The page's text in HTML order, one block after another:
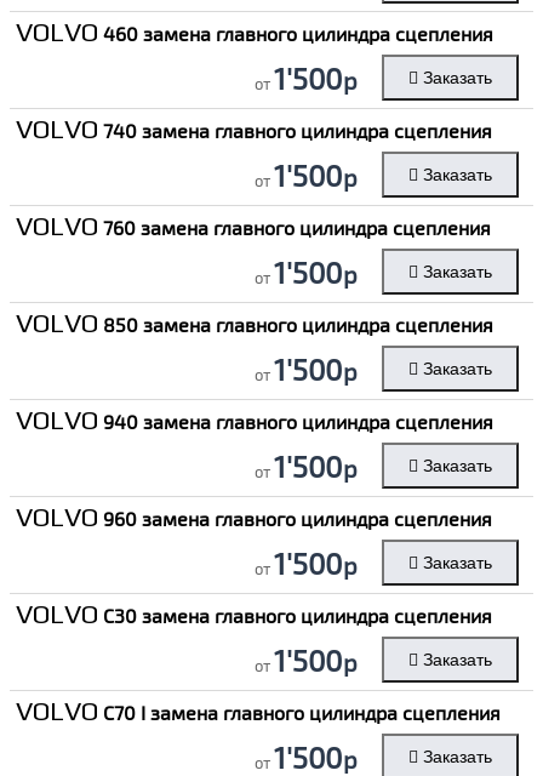
VOLVO 460 замена главного цилиндра сцепления
от1'500р Заказать
VOLVO 740 замена главного цилиндра сцепления
от1'500р Заказать
VOLVO 760 замена главного цилиндра сцепления
от1'500р Заказать
VOLVO 850 замена главного цилиндра сцепления
от1'500р Заказать
VOLVO 940 замена главного цилиндра сцепления
от1'500р Заказать
VOLVO 960 замена главного цилиндра сцепления
от1'500р Заказать
VOLVO C30 замена главного цилиндра сцепления
от1'500р Заказать
VOLVO C70 I замена главного цилиндра сцепления
от1'500р Заказать